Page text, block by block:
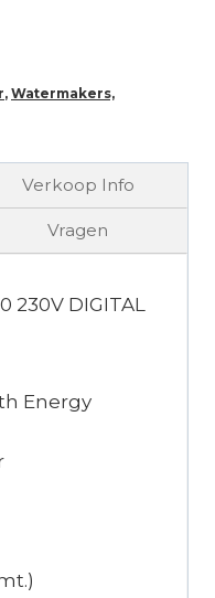
, Watermakers,
Verkoop Info
Vragen
230V DIGITAL
Energy